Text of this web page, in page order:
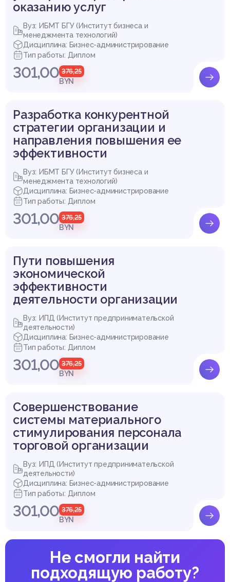
ганов. – Екатеринбург: УЭУ, 2014. – 620 с.
Купить эту работу
ОХРАНА ОКРУЖАЮЩЕЙ СРЕДЫ
СПИСОК ИСПОЛЬЗОВАННЫХ ИСТОЧНИКОВ
оказанию услуг
Вуз: ИБМТ БГУ (Институт бизнеса и
менеджмента технологий)
Дисциплина: Бизнес-администрирование
Тип работы: Диплом
301,00 376,25
BYN
Разработка конкурентной
стратегии организации и
направления повышения ее
эффективности
Вуз: ИБМТ БГУ (Институт бизнеса и
менеджмента технологий)
Дисциплина: Бизнес-администрирование
Тип работы: Диплом
301,00 376,25
BYN
Пути повышения
экономической
эффективности
деятельности организации
Вуз: ИПД (Институт предпринимательской
деятельности)
Дисциплина: Бизнес-администрирование
Тип работы: Диплом
301,00 376,25
BYN
Совершенствование
системы материального
стимулирования персонала
торговой организации
Вуз: ИПД (Институт предпринимательской
деятельности)
Дисциплина: Бизнес-администрирование
Тип работы: Диплом
301,00 376,25
BYN
Не смогли найти
подходящую работу?